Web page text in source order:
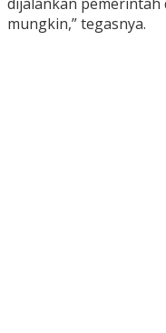
mungkin,” tegasnya.